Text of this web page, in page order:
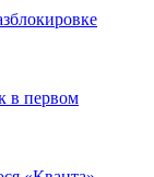
в первом